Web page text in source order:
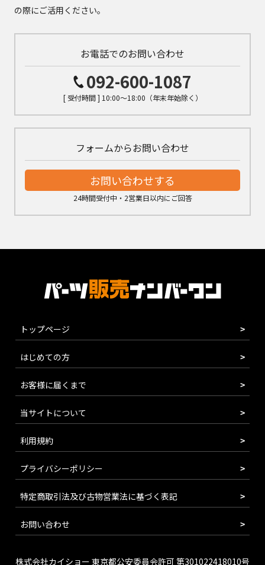
の際にご活用ください。
お電話でのお問い合わせ
092-600-1087
[ 受付時間 ] 10:00～18:00（年末年始除く）
フォームからお問い合わせ
お問い合わせする
24時間受付中・2営業日以内にご回答
トップページ
はじめての方
お客様に届くまで
当サイトについて
利用規約
プライバシーポリシー
特定商取引法及び古物営業法に基づく表記
お問い合わせ
株式会社カイショー 東京都公安委員会許可 第301022418010号